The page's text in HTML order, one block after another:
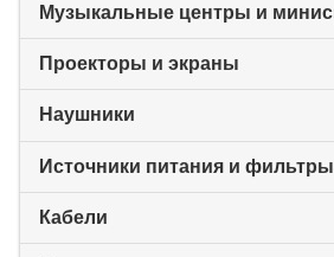
Музыкальные центры и
Проекторы и экраны
Наушники
Источники питания и фильтры
Кабели